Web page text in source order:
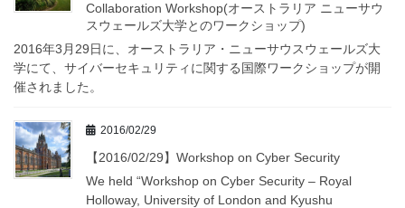
Collaboration Workshop(オーストラリア ニューサウ
スウェールズ大学とのワークショップ)
2016年3月29日に、オーストラリア・ニューサウスウェールズ大
学にて、サイバーセキュリティに関する国際ワークショップが開
催されました。
2016/02/29
【2016/02/29】Workshop on Cyber Security
We held “Workshop on Cyber Security – Royal
Holloway, University of London and Kyushu